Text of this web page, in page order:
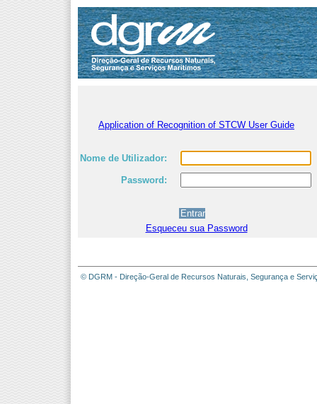
Application of Recognition of STCW User Guide
Nome de Utilizador:
Password:
Esqueceu sua Password
© DGRM - Direção-Geral de Recursos Naturais, Segurança e